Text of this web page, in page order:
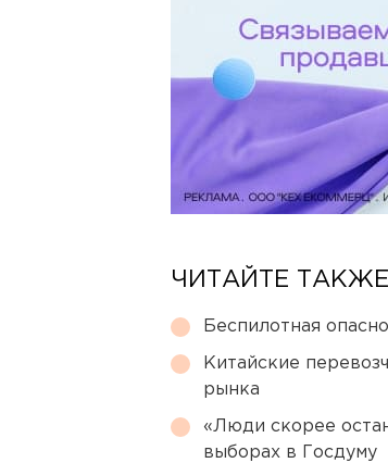
ЧИТАЙТЕ
Беспилотная
Китайские
рынка
«Люди скорее
выборах в Госдуму